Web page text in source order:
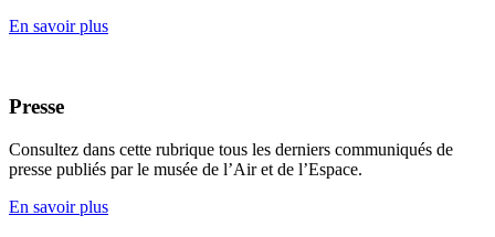
En savoir plus
Presse
Consultez dans cette rubrique tous les derniers communiqués de
presse publiés par le musée de l’Air et de l’Espace.
En savoir plus